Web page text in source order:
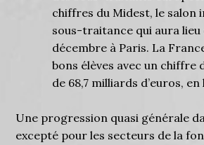
chiffres du Midest, le salon
sous-traitance qui aura lieu
décembre à Paris. La
bons élèves avec un chiffre
de 68,7 milliards d’euros, en
Une progression quasi générale
excepté pour les secteurs de la